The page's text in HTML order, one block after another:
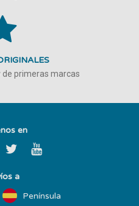
de primeras marcas
en
a
Península